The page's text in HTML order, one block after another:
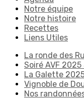
Notre équipe
Notre histoire
Recettes
Liens Utiles
La ronde des
Soiré AVF
La Galette
Vignoble de
Nos